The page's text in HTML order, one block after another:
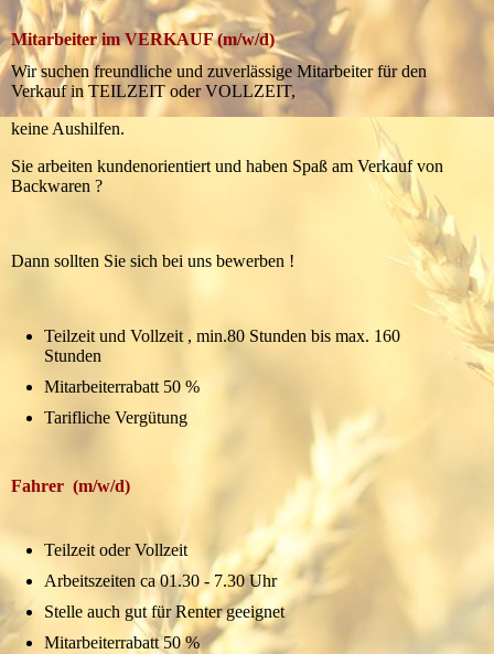
Mitarbeiter im VERKAUF (m/w/d)
Wir suchen freundliche und zuverlässige Mitarbeiter für den
Verkauf in TEILZEIT oder VOLLZEIT,
keine Aushilfen.
Sie arbeiten kundenorientiert und haben Spaß am Verkauf von
Backwaren ?
Dann sollten Sie sich bei uns bewerben !
Teilzeit und Vollzeit , min.80 Stunden bis max. 160
Stunden
Mitarbeiterrabatt 50 %
Tarifliche Vergütung
Fahrer (m/w/d)
Teilzeit oder Vollzeit
Arbeitszeiten ca 01.30 - 7.30 Uhr
Stelle auch gut für Renter geeignet
Mitarbeiterrabatt 50 %